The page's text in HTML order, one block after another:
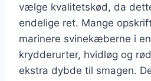
vælge kvalitetskød, da
endelige ret. Mange
marinere svinekæberne i
krydderurter, hvidløg og
ekstra dybde til smagen.